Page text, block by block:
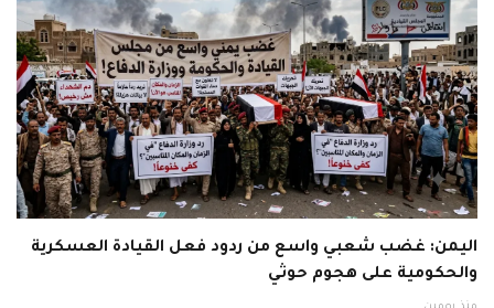
اليمن: غضب شعبي واسع من ردود فعل القيادة العسكرية
والحكومية على هجوم حوثي